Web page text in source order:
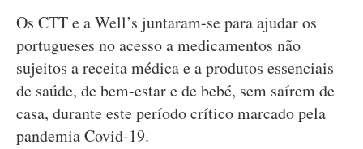
Os CTT e a Well’s juntaram-se para ajudar os
portugueses no acesso a medicamentos não
sujeitos a receita médica e a produtos essenciais
de saúde, de bem-estar e de bebé, sem saírem de
casa, durante este período crítico marcado pela
pandemia Covid-19.